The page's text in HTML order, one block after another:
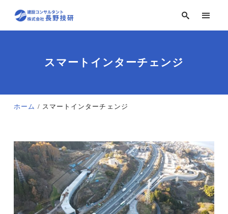
スマートインターチェンジ
ホーム スマートインターチェンジ